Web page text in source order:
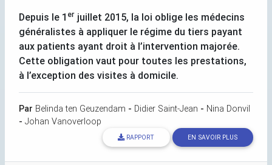
Depuis le 1 er juillet 2015, la loi oblige les médecins
généralistes à appliquer le régime du tiers payant
aux patients ayant droit à l’intervention majorée.
Cette obligation vaut pour toutes les prestations,
à l’exception des visites à domicile.
Par Belinda ten Geuzendam - Didier Saint-Jean - Nina Donvil
- Johan Vanoverloop
RAPPORT EN SAVOIR PLUS